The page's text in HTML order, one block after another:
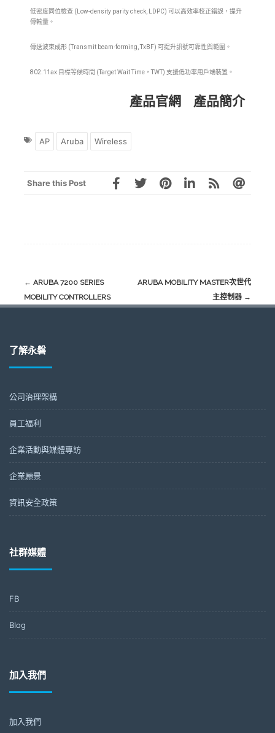
低密度同位檢查 (Low-density parity check, LDPC) 可以高效率校正錯誤，提升
傳輸量。
傳送波束成形 (Transmit beam-forming, TxBF) 可提升訊號可靠性與範圍。
802.11ax 目標等候時間 (Target Wait Time，TWT) 支援低功率用戶端裝置。
產品官網 產品簡介
AP Aruba Wireless
Share this Post
← ARUBA 7200 SERIES
MOBILITY CONTROLLERS
ARUBA MOBILITY MASTER次世代
主控制器 →
了解永磐
公司治理架構
員工福利
企業活動與媒體專訪
企業願景
資訊安全政策
社群媒體
FB
Blog
加入我們
加入我們